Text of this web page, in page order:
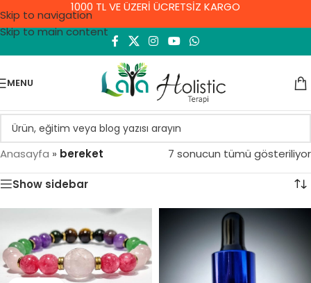
Skip to navigation
Skip to main content
1000 TL VE ÜZERİ ÜCRETSİZ KARGO
MENU
Anasayfa » bereket 7 sonucun tümü gösteriliyor
Show sidebar